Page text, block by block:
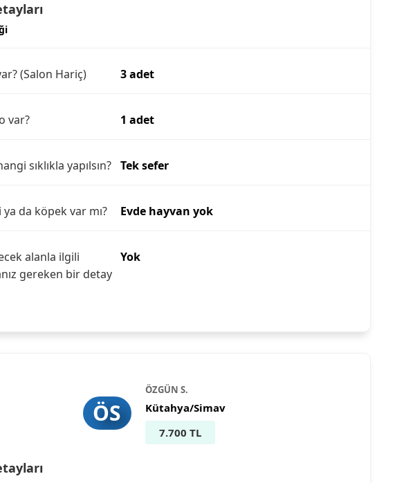
(Salon Hariç) 3 adet
var? 1 adet
sıklıkla yapılsın? Tek sefer
ya da köpek var mı? Evde hayvan yok
alanla ilgili
gereken bir detay
Yok
ÖS
ÖZGÜN S.
Kütahya/Simav
7.700 TL